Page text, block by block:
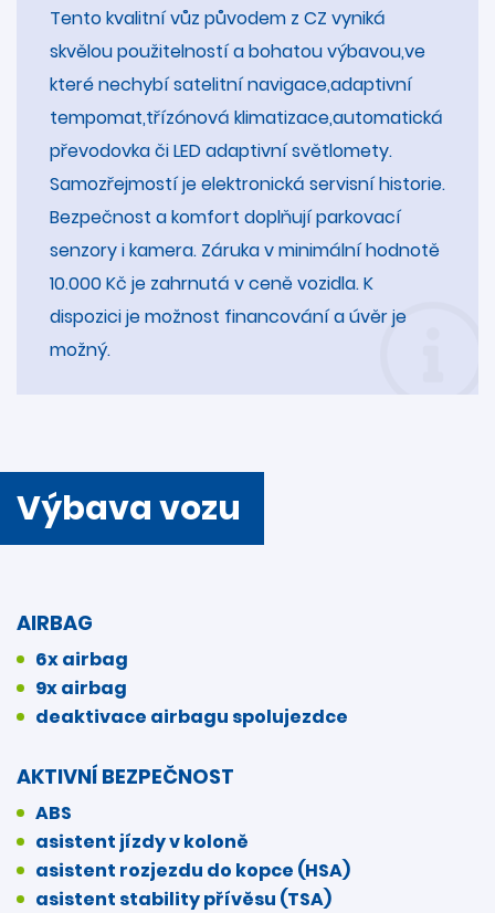
Tento kvalitní vůz původem z CZ vyniká
skvělou použitelností a bohatou výbavou,ve
které nechybí satelitní navigace,adaptivní
tempomat,třízónová klimatizace,automatická
převodovka či LED adaptivní světlomety.
Samozřejmostí je elektronická servisní historie.
Bezpečnost a komfort doplňují parkovací
senzory i kamera. Záruka v minimální hodnotě
10.000 Kč je zahrnutá v ceně vozidla. K
dispozici je možnost financování a úvěr je
možný.
Výbava vozu
AIRBAG
6x airbag
9x airbag
deaktivace airbagu spolujezdce
AKTIVNÍ BEZPEČNOST
ABS
asistent jízdy v koloně
asistent rozjezdu do kopce (HSA)
asistent stability přívěsu (TSA)